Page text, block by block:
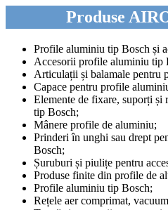
Produse
Profile aluminiu tip Bosch și
Accesorii profile aluminiu tip
Articulații și balamale pentru
Capace pentru profile
Elemente de fixare, suporți
tip Bosch;
Mânere profile de aluminiu;
Prinderi în unghi sau drept
Bosch;
Șuruburi și piulițe pentru
Produse finite din profile de
Profile aluminiu tip Bosch;
Rețele aer comprimat,